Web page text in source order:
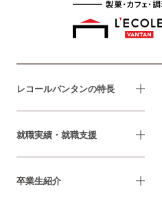
レコールバンタンの特長
就職実績・就職支援
卒業生紹介